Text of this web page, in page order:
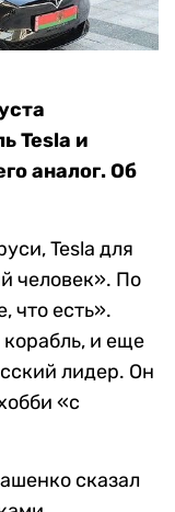
Tesla и
аналог. Об
Tesla для
человек». По
что есть».
и еще
лидер. Он
«с
сказал